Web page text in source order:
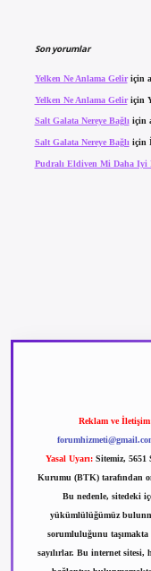
Son yorumlar
Yelken Ne Anlama Geliriçin
Yelken Ne Anlama Geliriçin
Salt Galata Nereye Bağlıiçin
Salt Galata Nereye Bağlı için
Pudralı Eldiven Mi Daha Iyi
Reklam ve
Yasal Uyarı: Sitemiz, 5651
Kurumu (BTK) tarafından
Bu nedenle, sitedeki
yükümlülüğümüz
sorumluluğunu
sayılırlar. Bu internet